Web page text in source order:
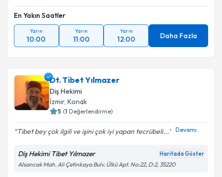
En Yakın Saatler
Yarın
10:00
Yarın
11:00
Yarın
12:00 Daha Fazla
Dt. Tibet Yılmazer
Diş Hekimi
İzmir, Konak
5 (1 Değerlendirme)
Tibet bey çok ilgili ve işini çok iyi yapan tecrübeli... Devamı
Diş Hekimi Tibet Yılmazer Haritada Göster
Alsancak Mah. Ali Çetinkaya Bulv. Ülkü Apt. No:22, D:2, 35220